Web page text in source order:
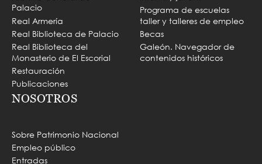
Palacio
Real Armería
Real Biblioteca de Palacio
Real Biblioteca del
Monasterio de El Escorial
Restauración
Publicaciones
Programa de escuelas
taller y talleres de empleo
Becas
Galeón. Navegador de
contenidos históricos
NOSOTROS
Sobre Patrimonio Nacional
Empleo público
Entradas